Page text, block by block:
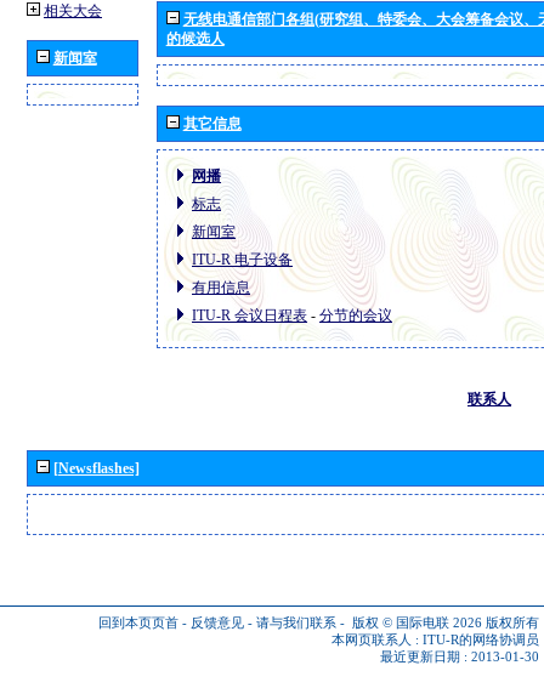
相关大会
新闻室
无线电通信部门各组(研究组、特委会、大会筹备会议
的候选人
其它信息
网播
标志
新闻室
ITU-R 电子设备
有用信息
ITU-R 会议日程表 - 分节的会议
联系人
[Newsflashes]
回到本页页首 - 反馈意见 - 请与我们联系 - 版权 © 国际电联 2026 版权所有
本网页联系人 : ITU-R的网络协调员
最近更新日期 : 2013-01-30